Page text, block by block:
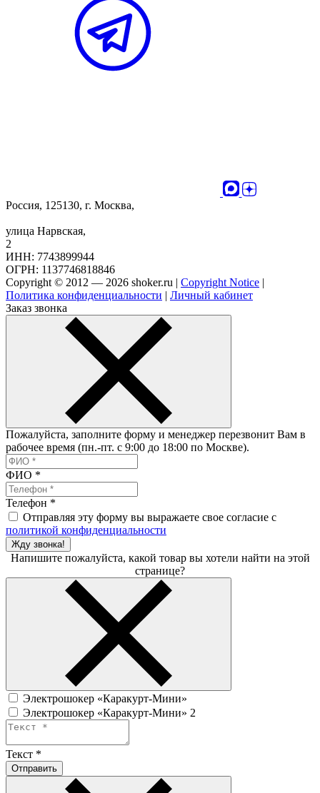
Россия, 125130, г. Москва,
улица Нарвская,
2
ИНН: 7743899944
ОГРН: 1137746818846
Copyright © 2012 — 2026 shoker.ru | Copyright Notice |
Политика конфиденциальности | Личный кабинет
Заказ звонка
Пожалуйста, заполните форму и менеджер перезвонит Вам в
рабочее время (пн.-пт. с 9:00 до 18:00 по Москве).
ФИО *
Телефон *
Отправляя эту форму вы выражаете свое согласие с
политикой конфиденциальности
Жду звонка!
Напишите пожалуйста, какой товар вы хотели найти на этой
странице?
Электрошокер «Каракурт-Мини»
Электрошокер «Каракурт-Мини» 2
Текст *
Отправить